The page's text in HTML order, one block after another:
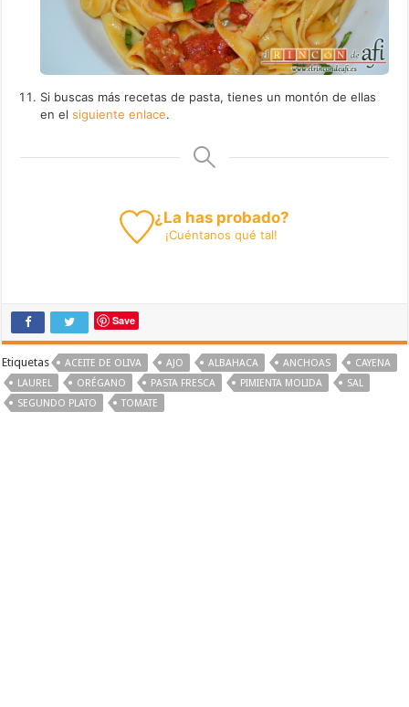
Si buscas más recetas de pasta, tienes un montón de ellas
en elsiguiente enlace.
¿La has probado?
¡Cuéntanos qué tal!
Save
Etiquetas ACEITE DE OLIVA AJO ALBAHACA ANCHOAS
CAYENA
LAUREL
ORÉGANO PASTA FRESCA PIMIENTA MOLIDA
SAL
SEGUNDO PLATO
TOMATE